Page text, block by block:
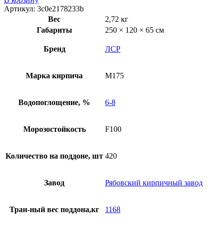
Артикул: 3c0e2178233b
Вес
2,72 кг
Габариты
250 × 120 × 65 см
Бренд ЛСР
Марка кирпича М175
Водопоглощение, % 6-8
Морозостойкость F100
Количество на поддоне, шт 420
Завод Рябовский кирпичный завод
Тран-ный вес поддона,кг 1168